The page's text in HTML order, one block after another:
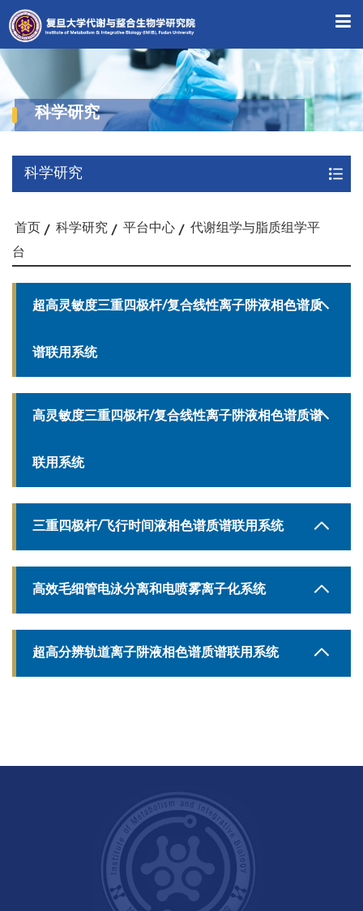
科学研究
科学研究
首页 科学研究 平台中心
代谢组学与脂质组学平
台
超高灵敏度三重四极杆/复合线性离子阱液相色谱质
谱联用系统
高灵敏度三重四极杆/复合线性离子阱液相色谱质谱
联用系统
三重四极杆/飞行时间液相色谱质谱联用系统
高效毛细管电泳分离和电喷雾离子化系统
超高分辨轨道离子阱液相色谱质谱联用系统